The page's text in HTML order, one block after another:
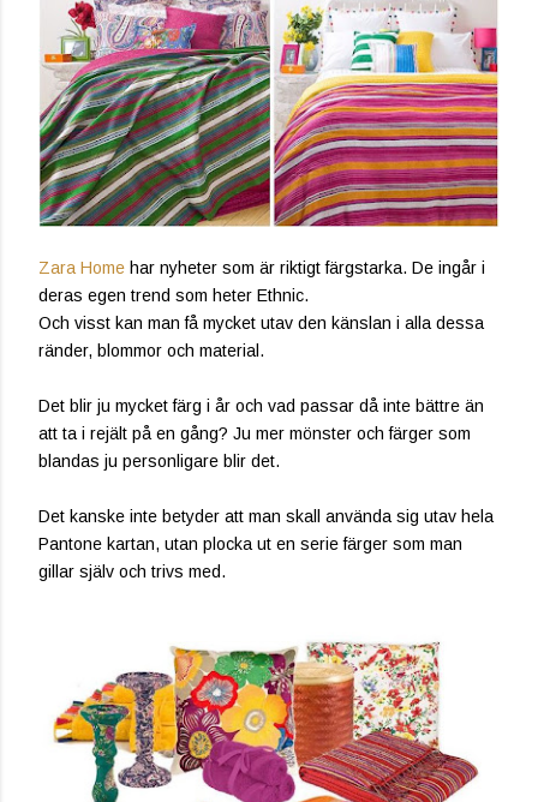
Zara Home har nyheter som är riktigt färgstarka. De ingår i
deras egen trend som heter Ethnic.
Och visst kan man få mycket utav den känslan i alla dessa
ränder, blommor och material.
Det blir ju mycket färg i år och vad passar då inte bättre än
att ta i rejält på en gång? Ju mer mönster och färger som
blandas ju personligare blir det.
Det kanske inte betyder att man skall använda sig utav hela
Pantone kartan, utan plocka ut en serie färger som man
gillar själv och trivs med.